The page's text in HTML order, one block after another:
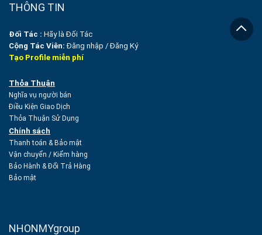
THÔNG TIN
Đối Tác : Hãy là Đối Tác
Cộng Tác Viên: Đăng nhập /Đăng Ký
Tạo Profile miễn phí
Thỏa Thuận
Nghĩa vụ người bán
Điều Kiện Giao Dịch
Thỏa Thuận Sử Dụng
Chính sách
Thanh toán & Bảo mật
Vận chuyển / Kiểm hàng
Bảo Hành & Đổi Trả Hàng
Bảo mật
NHONMYgroup